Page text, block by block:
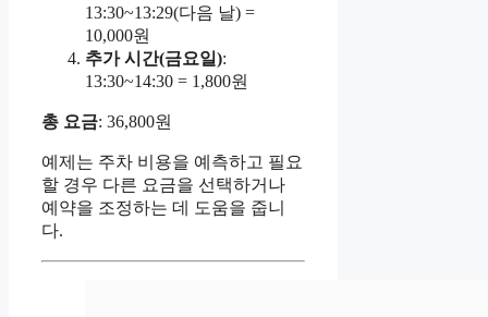
13:30~13:29(다음 날) =
10,000원
추가 시간(금요일):
13:30~14:30 = 1,800원
총 요금: 36,800원
예제는 주차 비용을 예측하고 필요
할 경우 다른 요금을 선택하거나
예약을 조정하는 데 도움을 줍니
다.